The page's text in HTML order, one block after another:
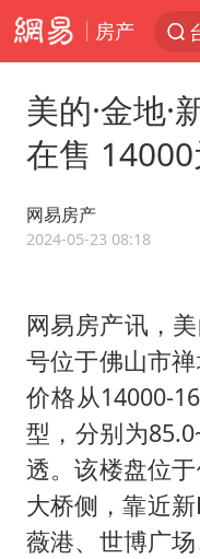
房产
美的·金地·
在售
网易房产
2024-05-23 08:18
网易房产讯，
号位于佛山市
价格从14000-
型，分别为
透。该楼盘位
大桥侧，靠近
薇港、世博广